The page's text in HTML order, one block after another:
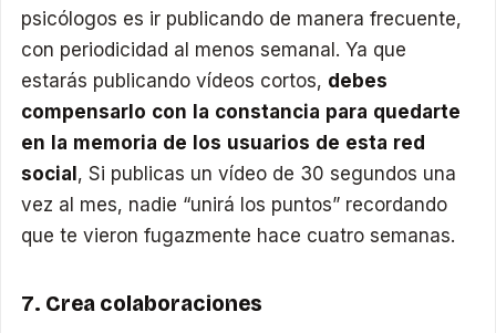
psicólogos es ir publicando de manera frecuente,
con periodicidad al menos semanal. Ya que
estarás publicando vídeos cortos, debes
compensarlo con la constancia para quedarte
en la memoria de los usuarios de esta red
social, Si publicas un vídeo de 30 segundos una
vez al mes, nadie “unirá los puntos” recordando
que te vieron fugazmente hace cuatro semanas.
7. Crea colaboraciones